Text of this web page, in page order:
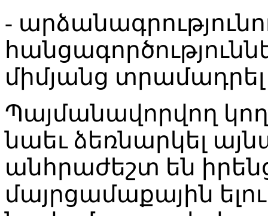
-
միմյանց
Պայմանավորվող
նաեւ ձեռնարկել
անհրաժեշտ են
մայրցամաքային